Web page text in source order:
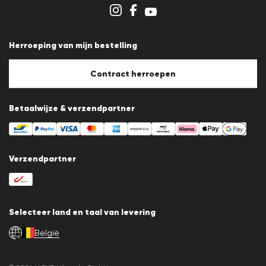
Afdruk
Cookiebeleid
Herroeping van mijn bestelling
Contract herroepen
Betaalwijze & verzendpartner
Verzendpartner
Selecteer land en taal van levering
nl België